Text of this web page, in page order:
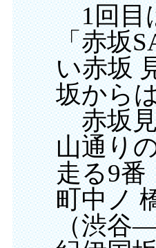
1回目
「赤坂
い赤坂
坂から
赤坂見
山通り
走る9
町中ノ
（渋谷